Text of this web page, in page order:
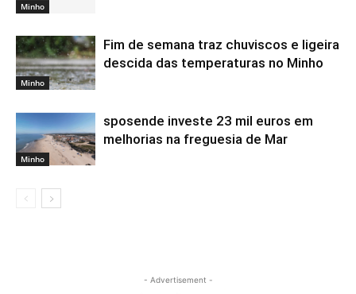
Minho
Minho
Fim de semana traz chuviscos e ligeira
descida das temperaturas no Minho
Minho
sposende investe 23 mil euros em
melhorias na freguesia de Mar
- Advertisement -